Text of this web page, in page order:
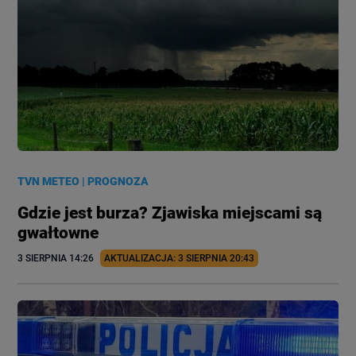
TVN METEO |PROGNOZA
Gdzie jest burza? Zjawiska miejscami są
gwałtowne
3 SIERPNIA 14:26 AKTUALIZACJA: 3 SIERPNIA 20:43